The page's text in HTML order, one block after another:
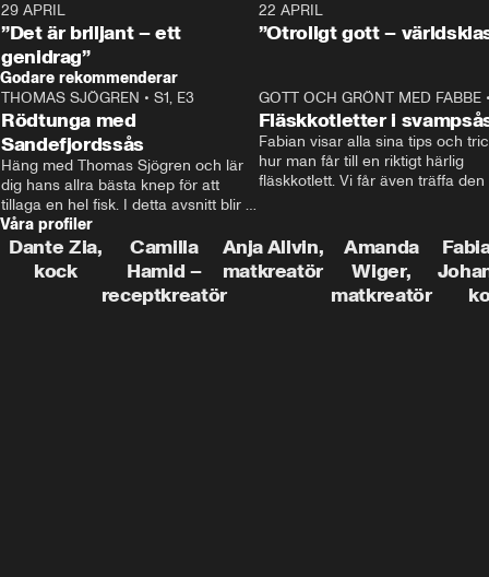
29 APRIL
”Det är briljant – ett
genidrag”
22 APRIL
”Otroligt gott –
Godare rekommenderar
THOMAS SJÖGREN • S1, E3
Rödtunga med
Sandefjordssås
Häng med Thomas Sjögren och lär
dig hans allra bästa knep för att
tillaga en hel fisk. I detta avsnitt blir
de helstekt rödtunga med
sandefjordssås och en magisk sallad
på pepparrot och äpple.
GOTT OCH GRÖNT MED FABBE
Fläskkotletter i
Fabian visar alla sina tips och
hur man får till en riktigt härlig
fläskkotlett. Vi får även träffa den
grisbonde på Gotland.
Våra profiler
Dante Zia,
kock
Camilla
Hamid –
receptkreatör
Anja Allvin,
matkreatör
Amanda
Wiger,
matkreatör